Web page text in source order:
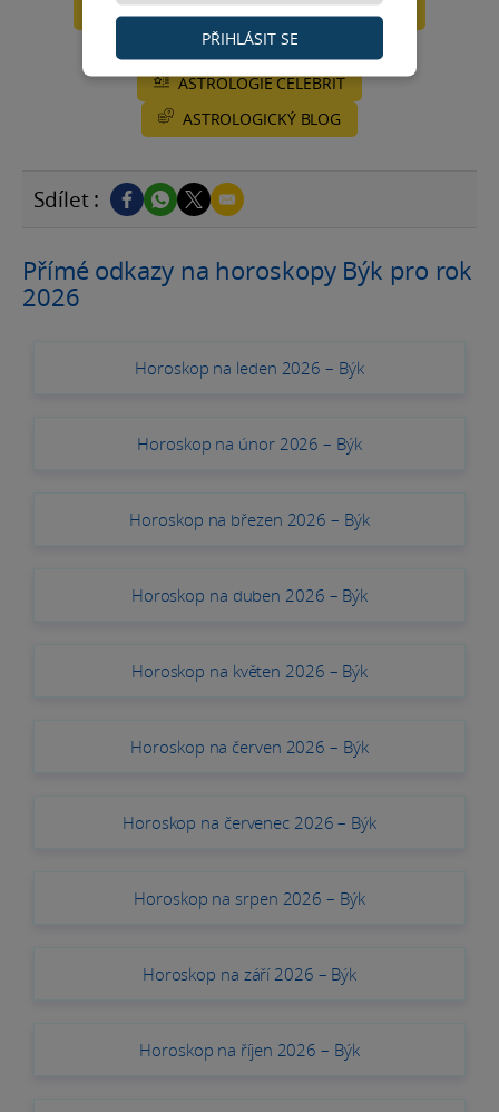
TÝDENNÍ
MĚSÍČNÍ
ROČNÍ
ŠTĚSTÍ
ASTROLOGIE CELEBRIT
ASTROLOGICKÝ BLOG
Sdílet :
Přímé odkazy na horoskopy Býk pro rok
2026
Horoskop na leden 2026 – Býk
Horoskop na únor 2026 – Býk
Horoskop na březen 2026 – Býk
Horoskop na duben 2026 – Býk
Horoskop na květen 2026 – Býk
Horoskop na červen 2026 – Býk
Horoskop na červenec 2026 – Býk
Horoskop na srpen 2026 – Býk
Horoskop na září 2026 – Býk
Horoskop na říjen 2026 – Býk
PŘIHLÁSIT SE